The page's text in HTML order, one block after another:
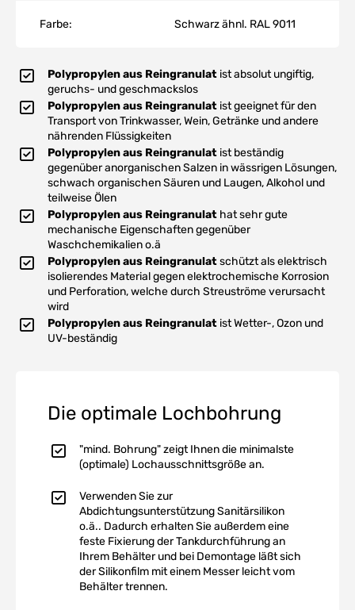
Farbe: Schwarz ähnl. RAL 9011
Polypropylen aus Reingranulat ist absolut ungiftig,
geruchs- und geschmackslos
Polypropylen aus Reingranulat ist geeignet für den
Transport von Trinkwasser, Wein, Getränke und andere
nährenden Flüssigkeiten
Polypropylen aus Reingranulat ist beständig
gegenüber anorganischen Salzen in wässrigen Lösungen,
schwach organischen Säuren und Laugen, Alkohol und
teilweise Ölen
Polypropylen aus Reingranulat hat sehr gute
mechanische Eigenschaften gegenüber
Waschchemikalien o.ä
Polypropylen aus Reingranulatschützt als elektrisch
isolierendes Material gegen elektrochemische Korrosion
und Perforation, welche durch Streuströme verursacht
wird
Polypropylen aus Reingranulat ist Wetter-, Ozon und
UV-beständig
Die optimale Lochbohrung
"mind. Bohrung" zeigt Ihnen die minimalste
(optimale) Lochausschnittsgröße an.
Verwenden Sie zur
Abdichtungsunterstützung Sanitärsilikon
o.ä.. Dadurch erhalten Sie außerdem eine
feste Fixierung der Tankdurchführung an
Ihrem Behälter und bei Demontage läßt sich
der Silikonfilm mit einem Messer leicht vom
Behälter trennen.